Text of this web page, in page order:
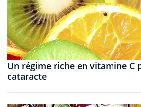
Un régime riche en vitamine C
cataracte